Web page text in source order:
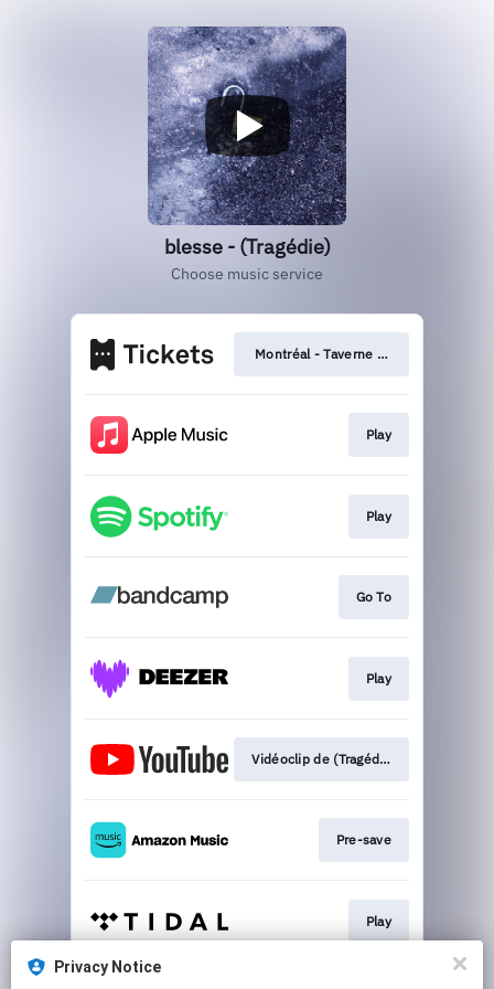
blesse - (Tragédie)
Choose music service
Montréal - Taverne Tour - 13 février
Play
Play
Go To
Play
Vidéoclip de (Tragédie)
Pre-save
Play
Privacy Notice